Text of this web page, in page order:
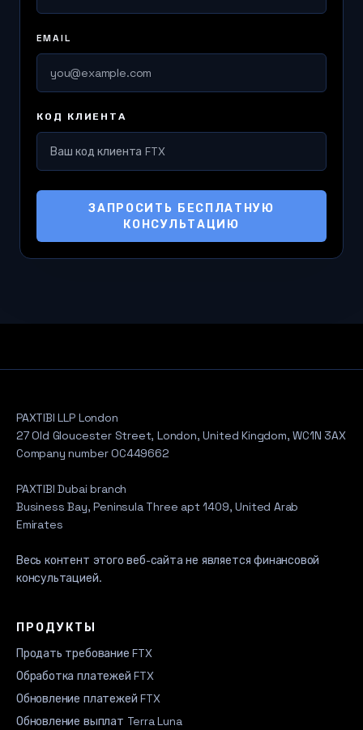
EMAIL
КОД КЛИЕНТА
ЗАПРОСИТЬ БЕСПЛАТНУЮ
КОНСУЛЬТАЦИЮ
PAXTIBI LLP London
27 Old Gloucester Street, London, United Kingdom, WC1N 3AX
Company number OC449662
PAXTIBI Dubai branch
Business Bay, Peninsula Three apt 1409, United Arab
Emirates
Весь контент этого веб-сайта не является финансовой
консультацией.
ПРОДУКТЫ
Продать требование FTX
Обработка платежей FTX
Обновление платежей FTX
Обновление выплат Terra Luna